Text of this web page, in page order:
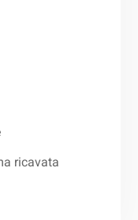
ricavata